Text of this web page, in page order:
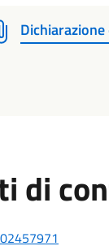
di
02457971